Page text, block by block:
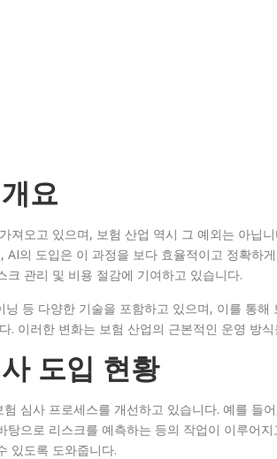
요
져오고 있으며, 보험 산업 역시 그 예외는 아닙
의 도입은 이 과정을 보다 효율적이고 정확하
관리 및 비용 절감에 기여하고 있습니다.
등 다양한 기술을 포함하고 있으며, 이를 통해
. 이러한 변화는 보험 산업의 근본적인 운영 방
도입 현황
심사 프로세스를 개선하고 있습니다. 예를 들
으로 리스크를 예측하는 등의 작업이 이루어
있도록 도와줍니다.